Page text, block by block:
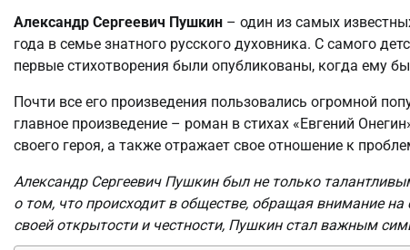
Александр Сергеевич Пушкин – один из самых
года в семье знатного русского духовника. С самого
первые стихотворения были опубликованы, когда ему
Почти все его произведения пользовались огромной
главное произведение – роман в стихах «Евгений
своего героя, а также отражает свое отношение к
Александр Сергеевич Пушкин был не только
о том, что происходит в обществе, обращая внимание
своей открытости и честности, Пушкин стал важным